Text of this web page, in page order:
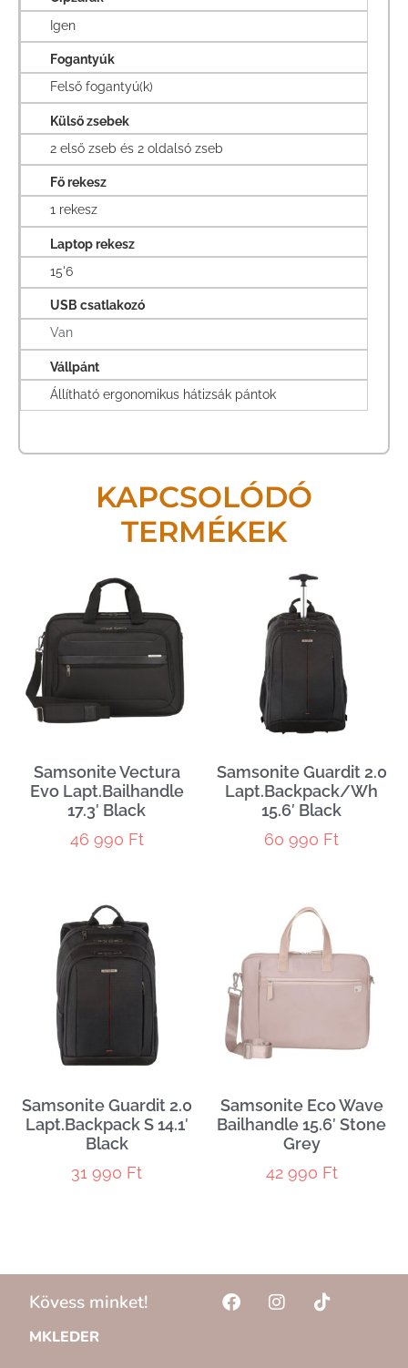
Igen
Fogantyúk
Felső fogantyú(k)
Külső zsebek
2 első zseb és 2 oldalsó zseb
Fő rekesz
1 rekesz
Laptop rekesz
15'6
USB csatlakozó
Van
Vállpánt
Állítható ergonomikus hátizsák pántok
KAPCSOLÓDÓ
TERMÉKEK
Samsonite Vectura
Evo Lapt.Bailhandle
17.3′ Black
46 990 Ft
Samsonite Guardit 2.0
Lapt.Backpack/Wh
15.6′ Black
60 990 Ft
Samsonite Guardit 2.0
Lapt.Backpack S 14.1′
Black
31 990 Ft
Samsonite Eco Wave
Bailhandle 15.6′ Stone
Grey
42 990 Ft
Kövess minket!
MKLEDER